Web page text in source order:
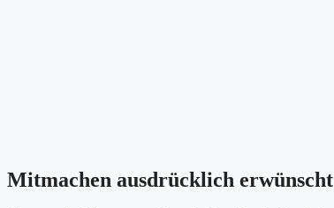
Mitmachen ausdrücklich erwünscht